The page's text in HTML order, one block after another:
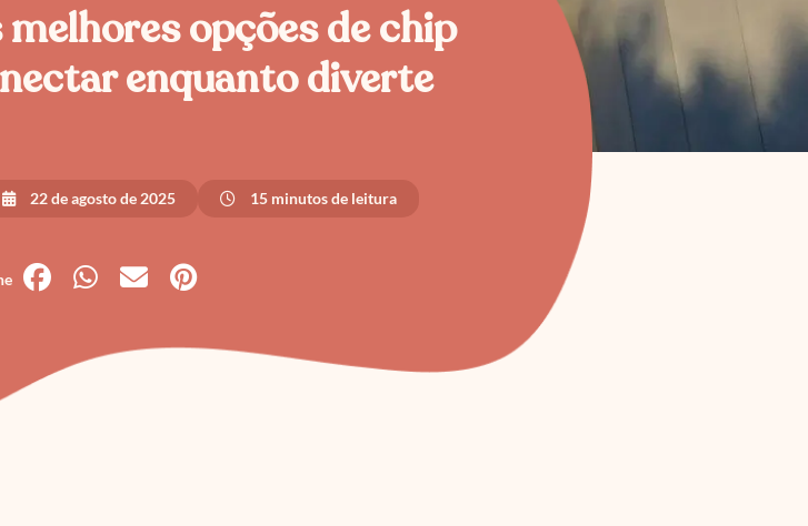
opções de chip
enquanto diverte
22 de agosto de 2025 15 minutos de leitura